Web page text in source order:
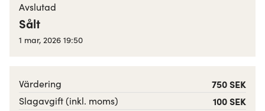
Avslutad
Sålt
1 mar, 2026 19:50
Värdering 750 SEK
Slagavgift (inkl. moms) 100 SEK